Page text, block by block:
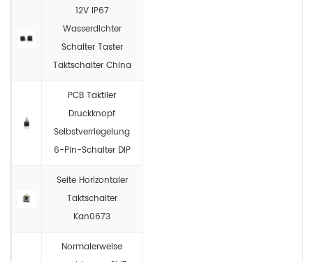
12V IP67
Wasserdichter
Schalter Taster
Taktschalter China
PCB Taktiler
Druckknopf
Selbstverriegelung
6-Pin-Schalter DIP
Seite Horizontaler
Taktschalter
Kan0673
Normalerweise